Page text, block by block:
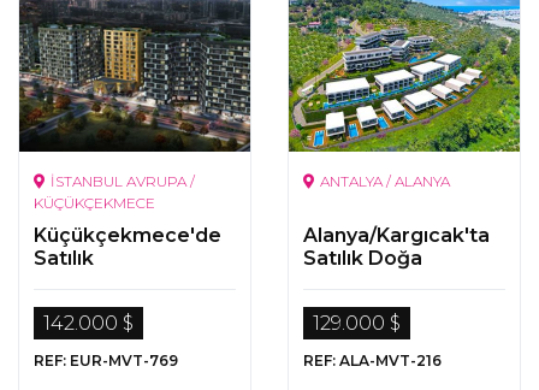
İSTANBUL AVRUPA /
KÜÇÜKÇEKMECE
Küçükçekmece'de
Satılık
142.000 $
REF: EUR-MVT-769
ANTALYA / ALANYA
Alanya/Kargıcak'ta
Satılık Doğa
129.000 $
REF: ALA-MVT-216